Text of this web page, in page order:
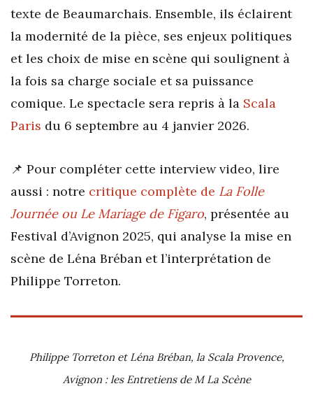
texte de Beaumarchais. Ensemble, ils éclairent
la modernité de la pièce, ses enjeux politiques
et les choix de mise en scène qui soulignent à
la fois sa charge sociale et sa puissance
comique. Le spectacle sera repris à la Scala
Paris du 6 septembre au 4 janvier 2026.
📌 Pour compléter cette interview video, lire
aussi : notre critique complète de La Folle
Journée ou Le Mariage de Figaro, présentée au
Festival d’Avignon 2025, qui analyse la mise en
scène de Léna Bréban et l’interprétation de
Philippe Torreton.
Philippe Torreton et Léna Bréban, la Scala Provence,
Avignon : les Entretiens de M La Scène